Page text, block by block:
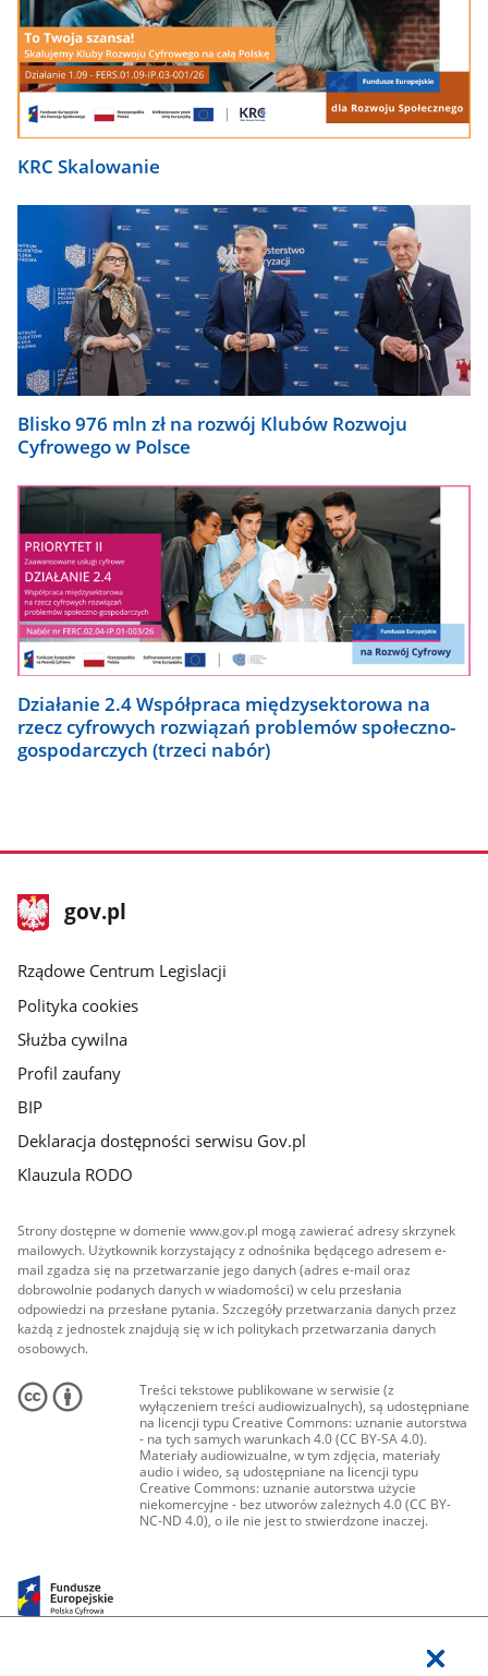
KRC Skalowanie
Blisko 976 mln zł na rozwój Klubów Rozwoju
Cyfrowego w Polsce
Działanie 2.4 Współpraca międzysektorowa na
rzecz cyfrowych rozwiązań problemów społeczno-
gospodarczych (trzeci nabór)
stopka
gov.plStrona
gov.pl
Rządowe Centrum Legislacji
Polityka cookies
Służba cywilna
Profil zaufany
BIP
Deklaracja dostępności serwisu Gov.pl
Klauzula RODO
Strony dostępne w domenie www.gov.pl mogą zawierać adresy skrzynek
mailowych. Użytkownik korzystający z odnośnika będącego adresem e-
mail zgadza się na przetwarzanie jego danych (adres e-mail oraz
dobrowolnie podanych danych w wiadomości) w celu przesłania
odpowiedzi na przesłane pytania. Szczegóły przetwarzania danych przez
każdą z jednostek znajdują się w ich politykach przetwarzania danych
osobowych.
Treści tekstowe publikowane w serwisie (z
wyłączeniem treści audiowizualnych), są udostępniane
na licencji typu Creative Commons: uznanie autorstwa
- na tych samych warunkach 4.0 (CC BY-SA 4.0).
Materiały audiowizualne, w tym zdjęcia, materiały
audio i wideo, są udostępniane na licencji typu
Creative Commons: uznanie autorstwa użycie
niekomercyjne - bez utworów zależnych 4.0 (CC BY-
NC-ND 4.0), o ile nie jest to stwierdzone inaczej.